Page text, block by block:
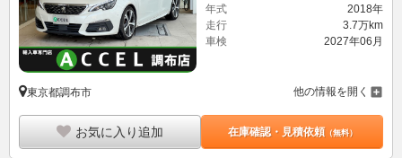
年式
2018年
走行
3.7万km
車検
2027年06月
東京都調布市 他の情報を開く
お気に入り追加 在庫確認・見積依頼（無料）